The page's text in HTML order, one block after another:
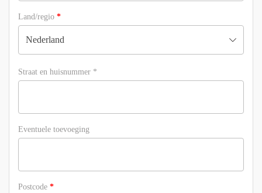
Land/regio *
Nederland
Straat en huisnummer *
Eventuele toevoeging
Postcode *